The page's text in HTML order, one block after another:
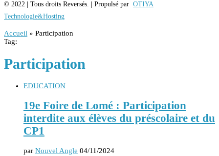
© 2022 | Tous droits Reversés. | Propulsé par OTIYA
Technologie&Hosting
Accueil » Participation
Tag:
Participation
EDUCATION
19e Foire de Lomé : Participation
interdite aux élèves du préscolaire et du
CP1
par Nouvel Angle 04/11/2024